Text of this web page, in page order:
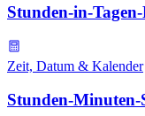
Stunden-in-
Zeit, Datum & Kalender
Stunden-Minuten-